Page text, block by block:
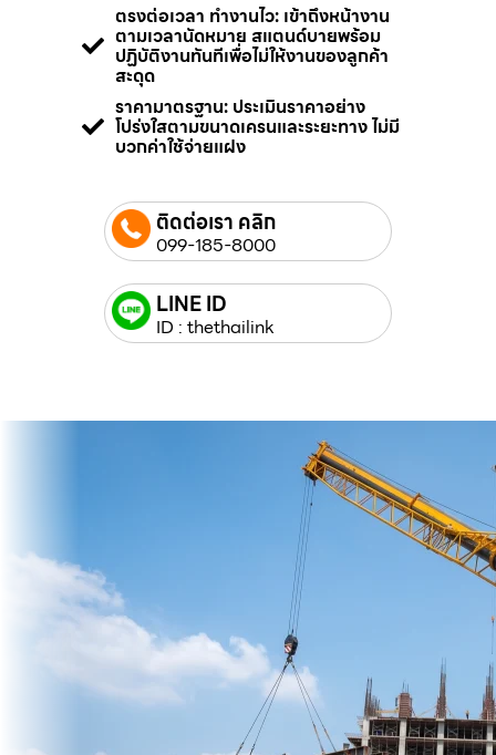
ตรงต่อเวลา ทำงานไว: เข้าถึงหน้างาน
ตามเวลานัดหมาย สแตนด์บายพร้อม
ปฏิบัติงานทันทีเพื่อไม่ให้งานของลูกค้า
สะดุด
ราคามาตรฐาน: ประเมินราคาอย่าง
โปร่งใสตามขนาดเครนและระยะทาง ไม่มี
บวกค่าใช้จ่ายแฝง
ติดต่อเรา คลิก
099-185-8000
LINE ID
ID : thethailink